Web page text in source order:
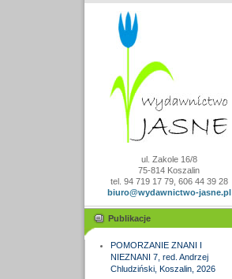
ul. Zakole 16/8
75-814 Koszalin
tel. 94 719 17 79, 606 44 39 28
biuro@wydawnictwo-jasne.pl
Publikacje
POMORZANIE ZNANI I
NIEZNANI 7, red. Andrzej
Chludziński, Koszalin, 2026